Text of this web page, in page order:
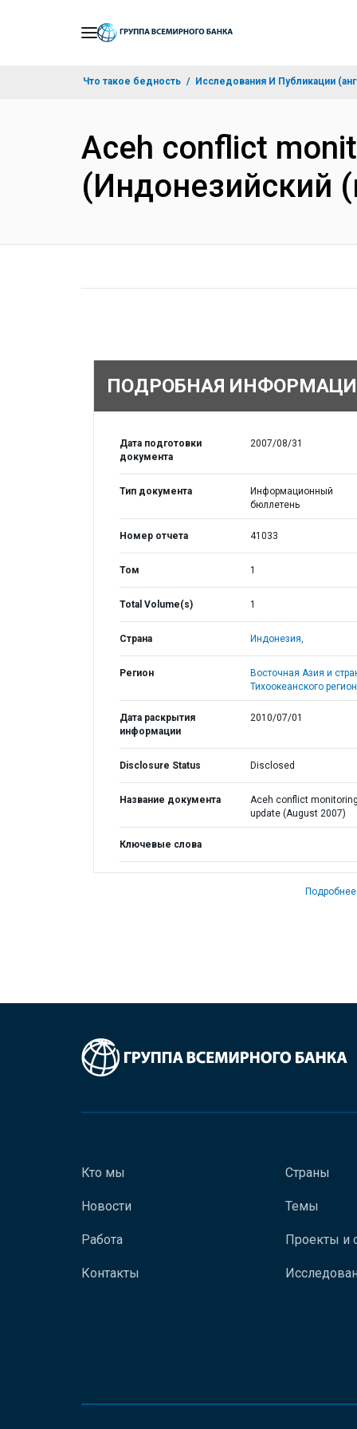
Что такое бедность Исследования И Публикации
Aceh conflict
(Индонезийский
ПОДРОБНАЯ
Дата подготовки
документа
2007/08/31
Тип документа
Информационный
бюллетень
Номер отчета 41033
Том 1
Total Volume(s) 1
Страна Индонезия,
Регион
Восточная Азия и
Тихоокеанского
Дата раскрытия
информации
2010/07/01
Disclosure Status Disclosed
Название документа
Aceh conflict monitoring
update (August 2007)
Ключевые слова
Подробнее
Кто мы
Новости
Работа
Контакты
Страны
Темы
Проекты и